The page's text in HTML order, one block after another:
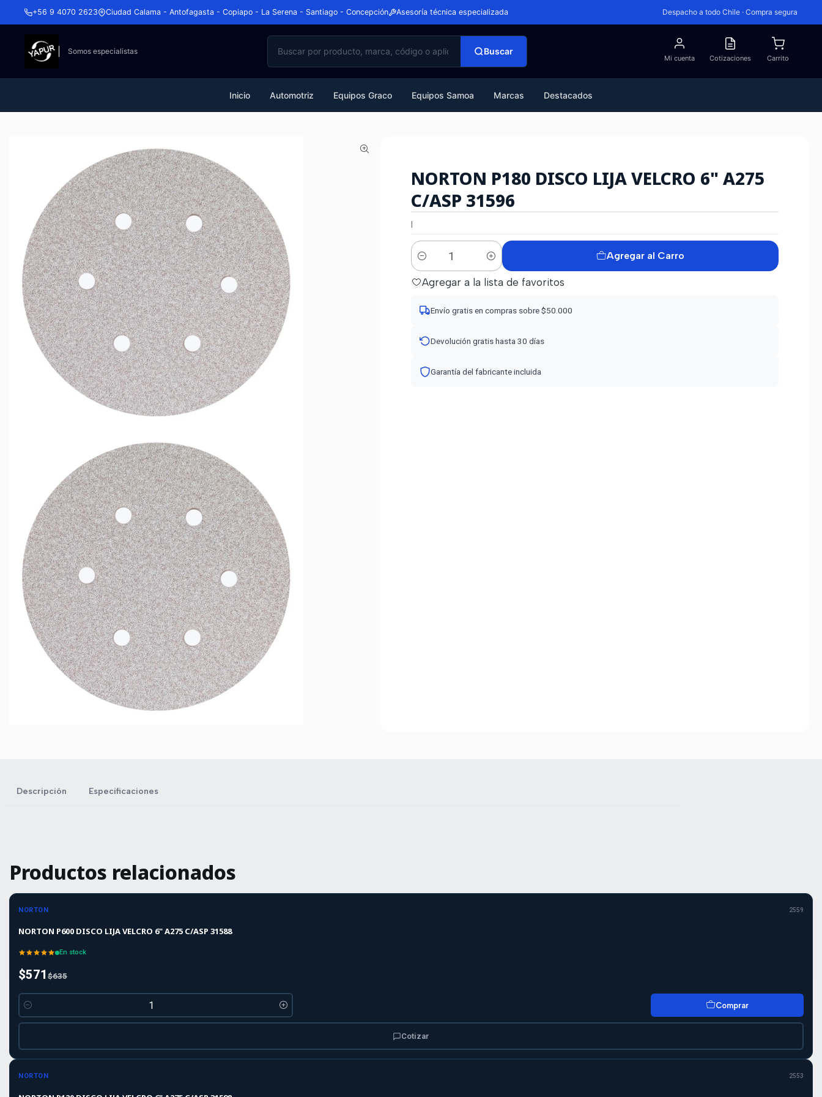
+56 9 4070 2623 Ciudad Calama - Antofagasta - Copiapo - La Serena - Santiago - Concepción Asesoría técnica especializada Despacho a todo Chile · Compra segura
Somos especialistas Buscar
Mi cuenta Cotizaciones Carrito
Inicio Automotriz Equipos Graco Equipos Samoa Marcas Destacados
|
NORTON P180 DISCO LIJA VELCRO 6" A275
C/ASP 31596
Cantidad
Agregar al Carro
Agregar a la lista de favoritos
Envío gratis en compras sobre $50.000
Devolución gratis hasta 30 días
Garantía del fabricante incluida
Descripción Especificaciones
Productos relacionados
-10%
-10%OFF
NORTON 2559
NORTON P600 DISCO LIJA VELCRO 6" A275 C/ASP 31588
En stock
$571 $635
Cantidad
Comprar
Cotizar
-10%OFF
NORTON 2553